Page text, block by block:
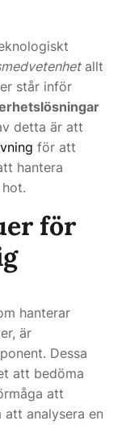
allt
står inför
detta är att
för att
hantera
för
hanterar
är
Dessa
att bedöma
att
att analysera en